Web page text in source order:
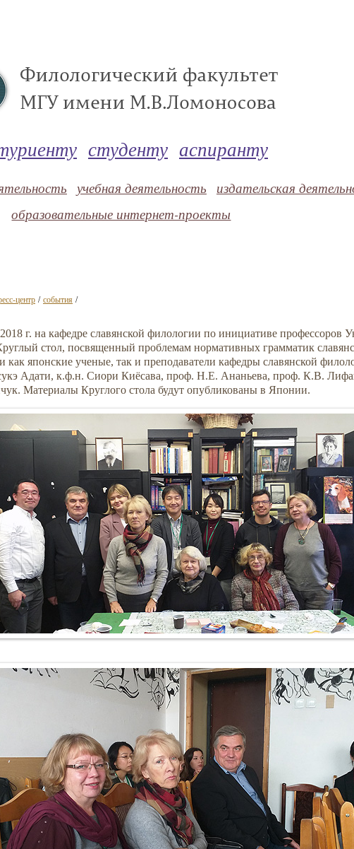
студенту аспиранту
учебная деятельность
издательская
образовательные интернет-проекты
центр / события /
2018 г. на кафедре славянской филологии по инициативе профессоров
стол, посвященный проблемам нормативных грамматик
как японские ученые, так и преподаватели кафедры славянской
Адати, к.ф.н. Сиори Киёсава, проф. Н.Е. Ананьева, проф. К.В.
Материалы Круглого стола будут опубликованы в Японии.